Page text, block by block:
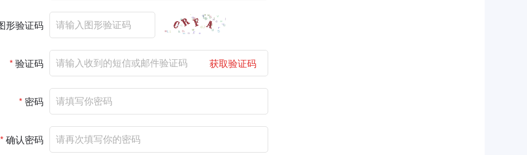
形验证码
*验证码 获取验证码
* 密码
*确认密码